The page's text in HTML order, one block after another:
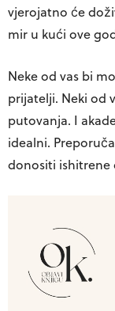
vjerojatno će
mir u kući ove
Neke od vas bi
prijatelji. Neki od
putovanja. I
idealni.
donositi ishitrene